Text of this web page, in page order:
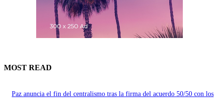
MOST READ
Paz anuncia el fin del centralismo tras la firma del acuerdo 50/50 con los